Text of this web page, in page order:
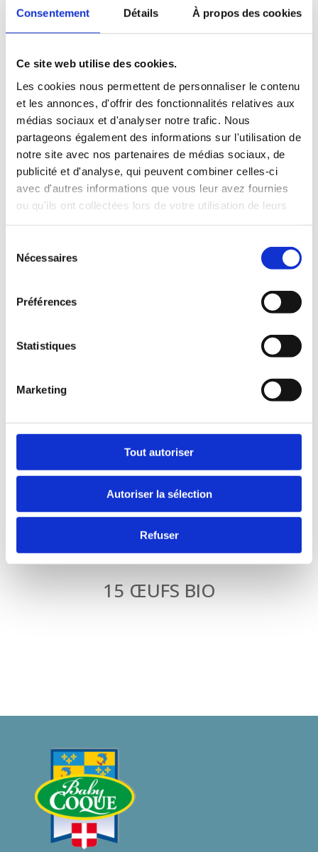
Consentement Détails À propos des cookies
Ce site web utilise des cookies.
Les cookies nous permettent de personnaliser le contenu
et les annonces, d'offrir des fonctionnalités relatives aux
médias sociaux et d'analyser notre trafic. Nous
partageons également des informations sur l'utilisation de
notre site avec nos partenaires de médias sociaux, de
publicité et d'analyse, qui peuvent combiner celles-ci
avec d'autres informations que vous leur avez fournies
ou qu'ils ont collectées lors de votre utilisation de leurs
Nécessaires
Préférences
Statistiques
Marketing
Tout autoriser
Autoriser la sélection
Refuser
6 ŒUFS BIO
12 ŒUFS BIO
15 ŒUFS BIO